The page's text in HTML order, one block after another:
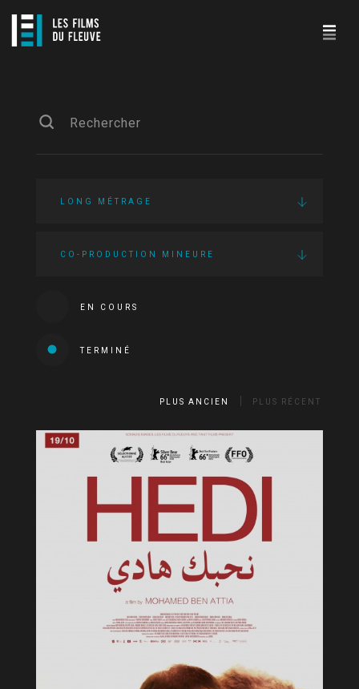
LONG MÉTRAGE
CO-PRODUCTION MINEURE
EN COURS
TERMINÉ
PLUS ANCIEN PLUS RÉCENT